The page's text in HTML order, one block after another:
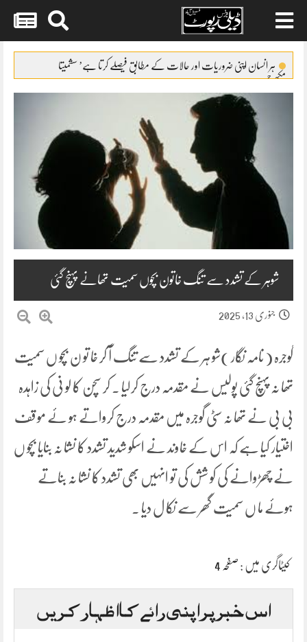
contentہر انسان اپنی ضروریات اور حالات کے مطابق فیصلے کرتا ہے’ سشمیتا
مکھرجی
دپیکا ککڑنے اپنی مرضی سے اسلام قبول کیا’ جیاتی بھاٹیا
فلم ”میرا لیاری” آسکر ایوارڈ کی دوڑ میں شامل ہوگئی
سیف علی خان بچپن میں پیسے چراتے تھے’ بہن صبا پٹودی
سنجے کپور جائیداد تنازع’بھارتی سپریم کورٹ بھی تنگ
شوہر کے تشدد سے تنگ خاتون بچوں سمیت تھانے پہنچ گئی
جنوری 13, 2025
گوجرہ ( نامہ نگار )شو ہر کے تشدد سے تنگ آ کر خا تو ن بچو ں سمیت
تھا نہ پہنچ گئی پولیس نے مقدمہ درج کرلیا ۔ کر سچن کا لو نی کی زاہدہ
بی بی نے تھا نہ سٹی گوجرہ میں مقدمہ درج کرواتے ہو ئے مو قف
اختیار کیا ہے کہ اس کے خاوند نے اسکو شدید تشدد کا نشا نہ بنایا بچو ں
نے چھڑوانے کی کو شش کی تو انہیں بھی تشدد کا نشا نہ بناتے
ہوئے ما ں سمیت گھر سے نکا ل دیا ۔
کیٹاگری میں : صفحہ 4
اس خبر پر اپنی رائے کا اظہار کریں